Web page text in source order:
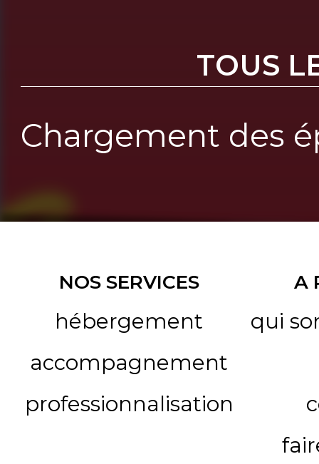
TOUS
Chargement des
NOS SERVICES
hébergement
accompagnement
professionnalisation
A
qui